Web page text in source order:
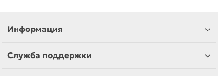
Информация
Служба поддержки